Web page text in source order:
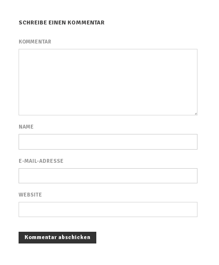
SCHREIBE EINEN KOMMENTAR
KOMMENTAR
NAME
E-MAIL-ADRESSE
WEBSITE